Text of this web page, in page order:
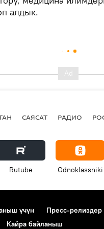
алдык.
САЯСАТ РАДИО
Rutube Odnoklassniki
үчүн Пресс-релиздер
Кайра байланыш